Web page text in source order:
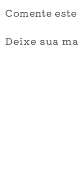
Comente
Deixe sua